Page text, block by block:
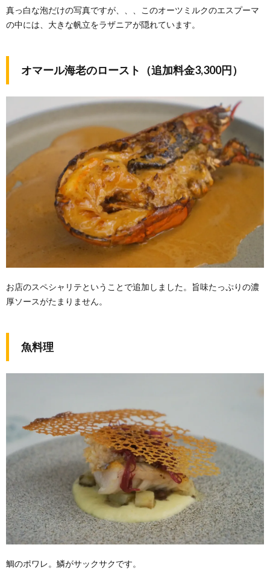
真っ白な泡だけの写真ですが、、、このオーツミルクのエスプーマ
の中には、大きな帆立をラザニアが隠れています。
オマール海老のロースト（追加料金3,300円）
お店のスペシャリテということで追加しました。旨味たっぷりの濃
厚ソースがたまりません。
魚料理
鯛のポワレ。鱗がサックサクです。